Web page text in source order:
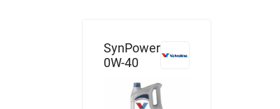
SynPower
0W-40